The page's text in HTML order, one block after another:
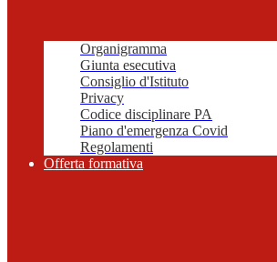
Organigramma
Giunta esecutiva
Consiglio d'Istituto
Privacy
Codice disciplinare PA
Piano d'emergenza Covid
Regolamenti
Offerta formativa